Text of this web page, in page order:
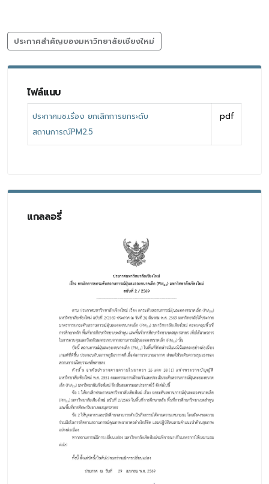
ประกาศสำคัญของมหาวิทยาลัยเชียงใหม่
ไฟล์แนบ
ประกาศมช.เรื่อง ยกเลิกการยกระดับ
สถานการณ์PM2.5
pdf
แกลลอรี่